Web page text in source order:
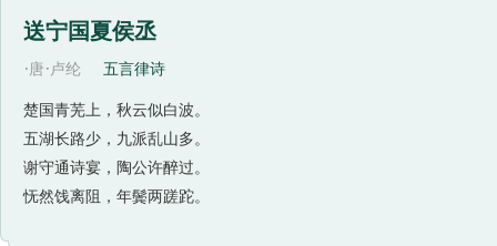
送宁国夏侯丞
·唐·卢纶 五言律诗
楚国青芜上，秋云似白波。
五湖长路少，九派乱山多。
谢守通诗宴，陶公许醉过。
怃然饯离阻，年鬓两蹉跎。